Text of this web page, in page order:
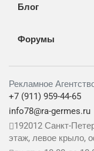
Блог
Форумы
Рекламное
+7 (911) 959-44-65
info78@ra-germes.ru
192012 Санкт-
этаж, левое крыло,